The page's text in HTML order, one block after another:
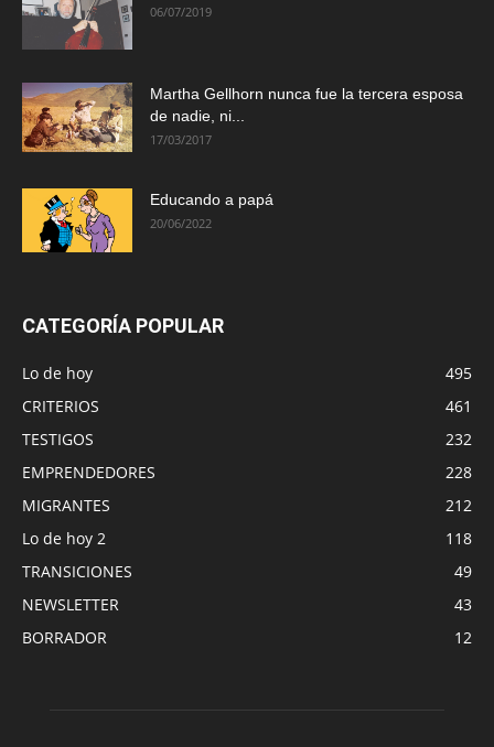
06/07/2019
Martha Gellhorn nunca fue la tercera esposa
de nadie, ni...
17/03/2017
Educando a papá
20/06/2022
CATEGORÍA POPULAR
Lo de hoy
495
CRITERIOS
461
TESTIGOS
232
EMPRENDEDORES
228
MIGRANTES
212
Lo de hoy 2
118
TRANSICIONES
49
NEWSLETTER
43
BORRADOR
12